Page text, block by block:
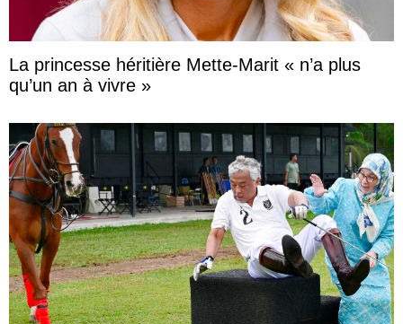
La princesse héritière Mette-Marit « n’a plus
qu’un an à vivre »